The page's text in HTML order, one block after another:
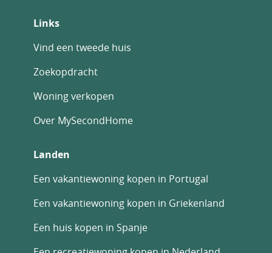
Links
Vind een tweede huis
Zoekopdracht
Woning verkopen
Over MySecondHome
Landen
Een vakantiewoning kopen in Portugal
Een vakantiewoning kopen in Griekenland
Een huis kopen in Spanje